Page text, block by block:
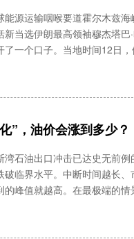
能源运输咽喉要道霍尔木兹
新当选伊朗最高领袖穆杰塔
了一个口子。当地时间12日
”，油价会涨到多少？
湾石油出口冲击已达史无前
破临界水平。中断时间越长
的峰值就越高。在最极端的